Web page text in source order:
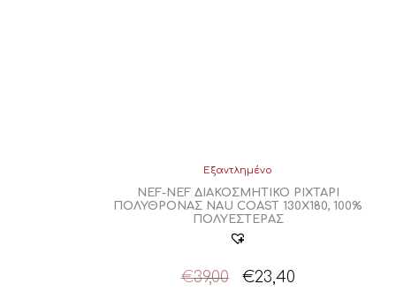
Εξαντλημένο
NEF-NEF ΔΙΑΚΟΣΜΗΤΙΚΟ ΡΙΧΤΑΡΙ
ΠΟΛΥΘΡΟΝΑΣ NAU COAST 130X180, 100%
ΠΟΛΥΕΣΤΕΡΑΣ
€39,00
Original
€23,40Η